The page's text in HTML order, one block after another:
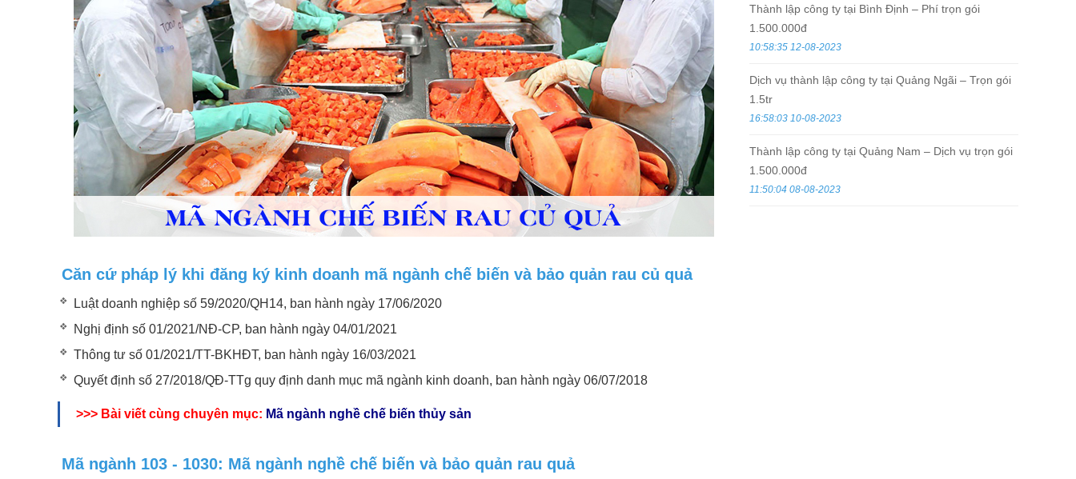
Căn cứ pháp lý khi đăng ký kinh doanh mã ngành chế biến và bảo quản rau củ quả
Luật doanh nghiệp số 59/2020/QH14, ban hành ngày 17/06/2020
Nghị định số 01/2021/NĐ-CP, ban hành ngày 04/01/2021
Thông tư số 01/2021/TT-BKHĐT, ban hành ngày 16/03/2021
Quyết định số 27/2018/QĐ-TTg quy định danh mục mã ngành kinh doanh, ban hành ngày 06/07/2018
>>> Bài viết cùng chuyên mục: Mã ngành nghề chế biến thủy sản
Mã ngành 103 - 1030: Mã ngành nghề chế biến và bảo quản rau quả
Thành lập công ty tại Bình Định – Phí trọn gói
1.500.000đ
10:58:35 12-08-2023
Dịch vụ thành lập công ty tại Quảng Ngãi – Trọn gói
1.5tr
16:58:03 10-08-2023
Thành lập công ty tại Quảng Nam – Dịch vụ trọn gói
1.500.000đ
11:50:04 08-08-2023